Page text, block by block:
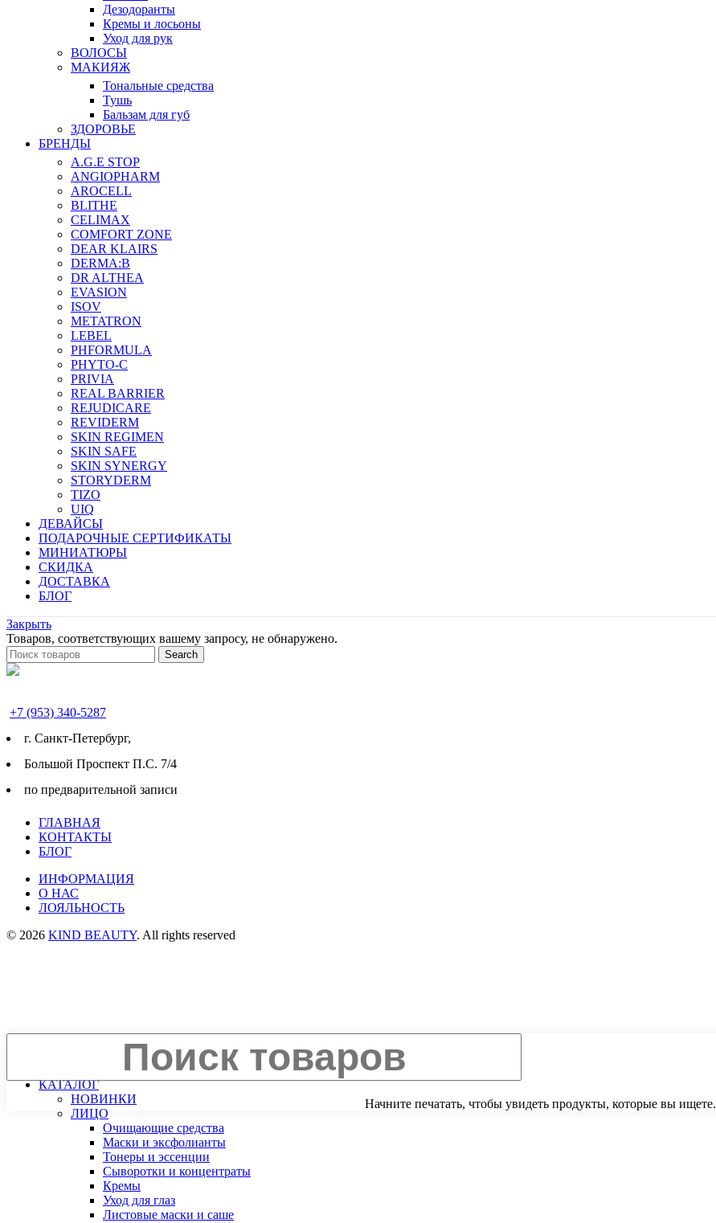
Дезодоранты
Кремы и лосьоны
Уход для рук
ВОЛОСЫ
МАКИЯЖ
Тональные средства
Тушь
Бальзам для губ
ЗДОРОВЬЕ
БРЕНДЫ
A.G.E STOP
ANGIOPHARM
AROCELL
BLITHE
CELIMAX
COMFORT ZONE
DEAR KLAIRS
DERMA:B
DR ALTHEA
EVASION
ISOV
METATRON
LEBEL
PHFORMULA
PHYTO-C
PRIVIA
REAL BARRIER
REJUDICARE
REVIDERM
SKIN REGIMEN
SKIN SAFE
SKIN SYNERGY
STORYDERM
TIZO
UIQ
ДЕВАЙСЫ
ПОДАРОЧНЫЕ СЕРТИФИКАТЫ
МИНИАТЮРЫ
СКИДКА
ДОСТАВКА
БЛОГ
Закрыть
Товаров, соответствующих вашему запросу, не обнаружено.
Search
+7 (953) 340-5287
г. Cанкт-Петербург,
Большой Проспект П.С. 7/4
по предварительной записи
ГЛАВНАЯ
КОНТАКТЫ
БЛОГ
ИНФОРМАЦИЯ
О НАС
ЛОЯЛЬНОСТЬ
© 2026 KIND BEAUTY. All rights reserved
Начните печатать, чтобы увидеть продукты, которые вы ищете.
ПОДБОР УХОДА
КАТАЛОГ
НОВИНКИ
ЛИЦО
Очищающие средства
Маски и эксфолианты
Тонеры и эссенции
Сыворотки и концентраты
Кремы
Уход для глаз
Листовые маски и саше